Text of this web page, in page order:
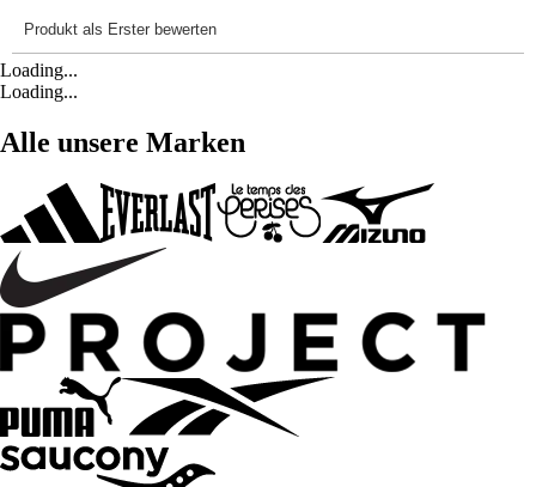
Loading...
Loading...
Alle unsere Marken